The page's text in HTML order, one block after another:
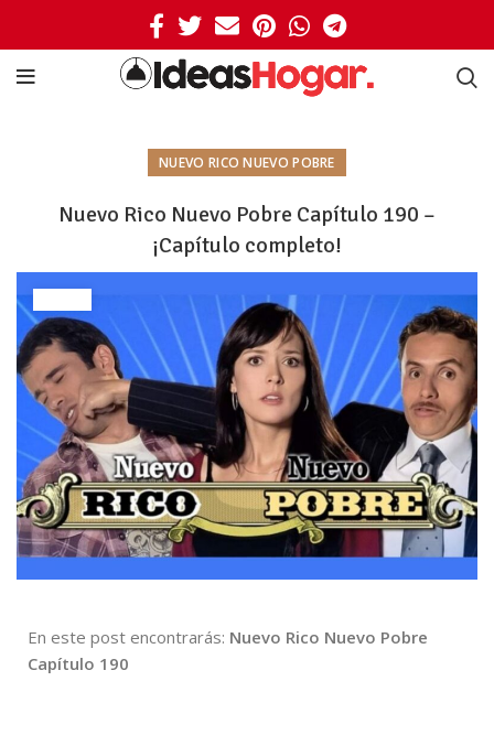
NUEVO RICO NUEVO POBRE
Nuevo Rico Nuevo Pobre Capítulo 190 –
¡Capítulo completo!
En este post encontrarás: Nuevo Rico Nuevo Pobre
Capítulo 190